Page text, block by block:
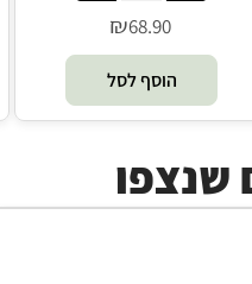
₪68.90
הוסף לסל
שנצפו